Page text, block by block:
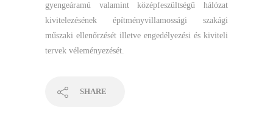
gyengeáramú valamint középfeszültségű hálózat
kivitelezésének építményvillamossági szakági
műszaki ellenőrzését illetve engedélyezési és kiviteli
tervek véleményezését.
SHARE